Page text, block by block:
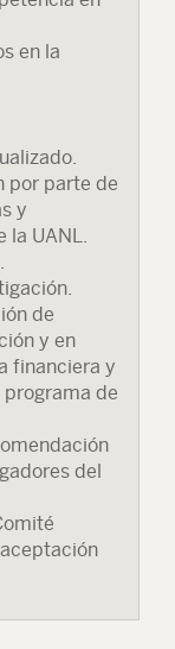
en la
por parte de
y
la UANL.
de
y en
financiera y
de
del